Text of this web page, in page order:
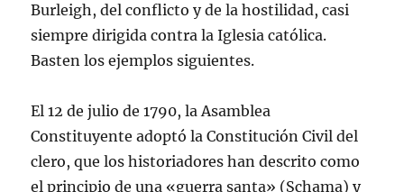
Burleigh, del conflicto y de la hostilidad, casi
siempre dirigida contra la Iglesia católica.
Basten los ejemplos siguientes.
El 12 de julio de 1790, la Asamblea
Constituyente adoptó la Constitución Civil del
clero, que los historiadores han descrito como
el principio de una «guerra santa» (Schama) y